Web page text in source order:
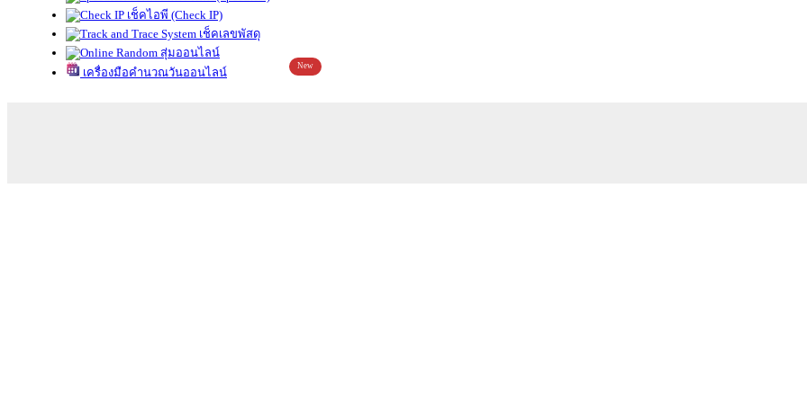
เช็คไอพี (Check IP)
เช็คเลขพัสดุ
สุ่มออนไลน์
เครื่องมือคำนวณวันออนไลน์
New